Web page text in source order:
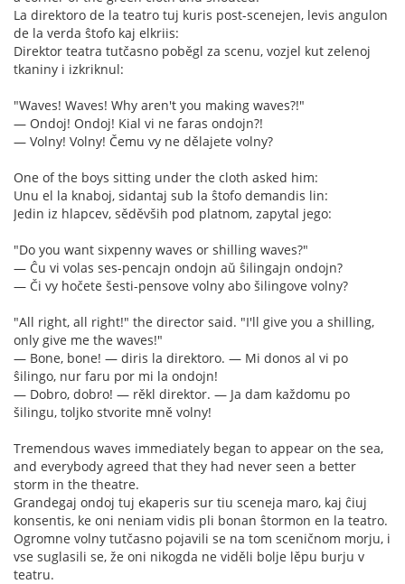
La direktoro de la teatro tuj kuris post-scenejen, levis angulon
de la verda ŝtofo kaj elkriis:
Direktor teatra tutčasno poběgl za scenu, vozjel kut zelenoj
tkaniny i izkriknul:
"Waves! Waves! Why aren't you making waves?!"
— Ondoj! Ondoj! Kial vi ne faras ondojn?!
— Volny! Volny! Čemu vy ne dělajete volny?
One of the boys sitting under the cloth asked him:
Unu el la knaboj, sidantaj sub la ŝtofo demandis lin:
Jedin iz hlapcev, sěděvših pod platnom, zapytal jego:
"Do you want sixpenny waves or shilling waves?"
— Ĉu vi volas ses-pencajn ondojn aŭ ŝilingajn ondojn?
— Či vy hočete šesti-pensove volny abo šilingove volny?
"All right, all right!" the director said. "I'll give you a shilling,
only give me the waves!"
— Bone, bone! — diris la direktoro. — Mi donos al vi po
ŝilingo, nur faru por mi la ondojn!
— Dobro, dobro! — rěkl direktor. — Ja dam každomu po
šilingu, toljko stvorite mně volny!
Tremendous waves immediately began to appear on the sea,
and everybody agreed that they had never seen a better
storm in the theatre.
Grandegaj ondoj tuj ekaperis sur tiu sceneja maro, kaj ĉiuj
konsentis, ke oni neniam vidis pli bonan ŝtormon en la teatro.
Ogromne volny tutčasno pojavili se na tom sceničnom morju, i
vse suglasili se, že oni nikogda ne viděli bolje lěpu burju v
teatru.